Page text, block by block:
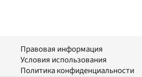
Правовая информация
Условия использования
Политика конфиденциальности